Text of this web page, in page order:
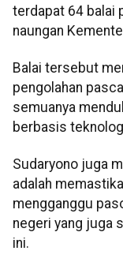
terdapat 64 balai
naungan
Balai tersebut
pengolahan
semuanya
berbasis
Sudaryono juga
adalah
mengganggu
negeri yang juga
ini.